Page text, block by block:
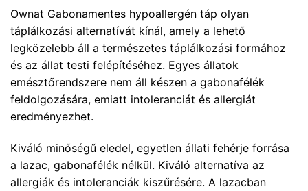
Ownat Gabonamentes hypoallergén táp olyan
táplálkozási alternatívát kínál, amely a lehető
legközelebb áll a természetes táplálkozási formához
és az állat testi felépítéséhez. Egyes állatok
emésztőrendszere nem áll készen a gabonafélék
feldolgozására, emiatt intoleranciát és allergiát
eredményezhet.
Kiváló minőségű eledel, egyetlen állati fehérje forrása
a lazac, gabonafélék nélkül. Kiváló alternatíva az
allergiák és intoleranciák kiszűrésére. A lazacban